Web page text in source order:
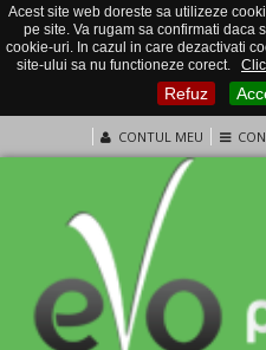
Acest site web doreste sa utilizeze
pe site. Va rugam sa confirmati daca
cookie-uri. In cazul in care dezactivati
site-ului sa nu functioneze corect.
Refuz
CONTUL MEU